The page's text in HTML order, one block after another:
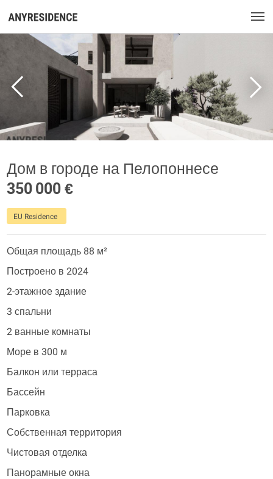
Дом в городе на Пелопоннесе
350 000 €
EU Residence
Общая площадь 88 м²
Построено в 2024
2-этажное здание
3 спальни
2 ванные комнаты
Море в 300 м
Балкон или терраса
Бассейн
Парковка
Собственная территория
Чистовая отделка
Панорамные окна